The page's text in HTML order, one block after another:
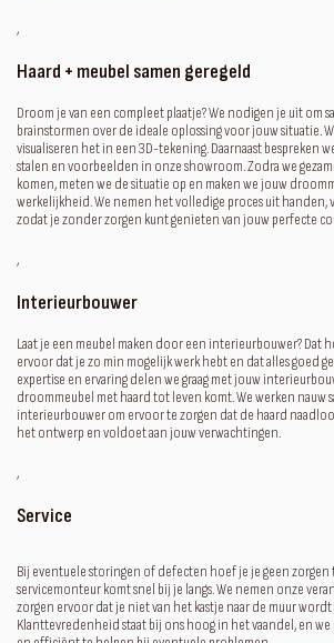
‚
Haard + meubel samen geregeld
Droom je van een compleet plaatje? We nodigen je uit om
brainstormen over de ideale oplossing voor jouw situatie.
visualiseren het in een 3D-tekening. Daarnaast bespreken
stalen en voorbeelden in onze showroom. Zodra we
komen, meten we de situatie op en maken we jouw
werkelijkheid. We nemen het volledige proces uit
zodat je zonder zorgen kunt genieten van jouw perfecte
‚
Interieurbouwer
Laat je een meubel maken door een interieurbouwer? Dat
ervoor dat je zo min mogelijk werk hebt en dat alles goed
expertise en ervaring delen we graag met jouw
droommeubel met haard tot leven komt. We werken nauw
interieurbouwer om ervoor te zorgen dat de haard
het ontwerp en voldoet aan jouw verwachtingen.
‚
Service
Bij eventuele storingen of defecten hoef je je geen zorgen
servicemonteur komt snel bij je langs. We nemen onze
zorgen ervoor dat je niet van het kastje naar de muur wordt
Klanttevredenheid staat bij ons hoog in het vaandel, en we